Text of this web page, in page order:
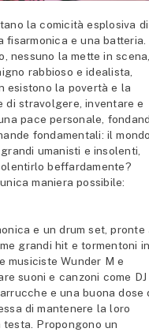
la comicità esplosiva di
fisarmonica e una batteria.
nessuno la mette in
rabbioso e idealista,
esistono la povertà e la
di stravolgere, inventare e
pace personale,
fondamentali: il
umanisti e insolenti,
beffardamente?
maniera possibile:
e un drum set, pronte
grandi hit e tormentoni
musiciste Wunder M e
suoni e canzoni come DJ
e una buona dose
di mantenere la loro
Propongono un